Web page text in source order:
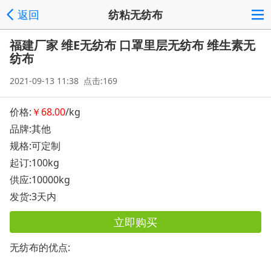
返回 纺粘无纺布
福建厂家 维E无纺布 口罩里层无纺布 维生素无
纺布
2021-09-13 11:38 点击:169
价格: ￥68.00/kg
品牌:其他
规格:可定制
起订:100kg
供应:10000kg
发货:3天内
立即购买
无纺布的优点: